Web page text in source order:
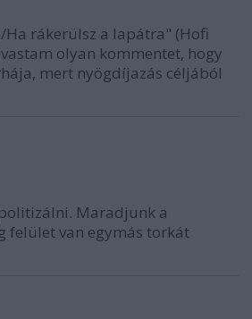
rákerülsz a lapátra" (Hofi
olyan kommentet, hogy
mert nyögdíjazás céljából
Maradjunk a
felület van egymás torkát